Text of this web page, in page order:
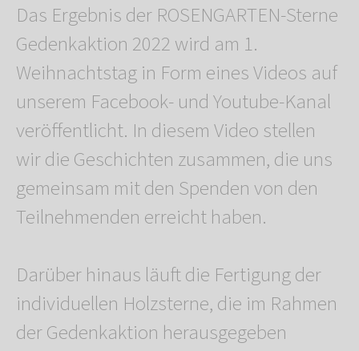
Das Ergebnis der ROSENGARTEN-Sterne
Gedenkaktion 2022 wird am 1.
Weihnachtstag in Form eines Videos auf
unserem Facebook- und Youtube-Kanal
veröffentlicht. In diesem Video stellen
wir die Geschichten zusammen, die uns
gemeinsam mit den Spenden von den
Teilnehmenden erreicht haben.
Darüber hinaus läuft die Fertigung der
individuellen Holzsterne, die im Rahmen
der Gedenkaktion herausgegeben